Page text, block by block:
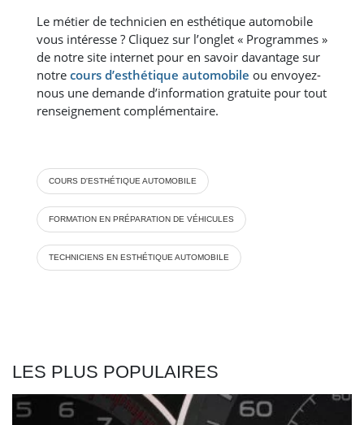
Le métier de technicien en esthétique automobile
vous intéresse ? Cliquez sur l’onglet « Programmes »
de notre site internet pour en savoir davantage sur
notre cours d’esthétique automobile ou envoyez-
nous une demande d’information gratuite pour tout
renseignement complémentaire.
COURS D'ESTHÉTIQUE AUTOMOBILE
FORMATION EN PRÉPARATION DE VÉHICULES
TECHNICIENS EN ESTHÉTIQUE AUTOMOBILE
LES PLUS POPULAIRES